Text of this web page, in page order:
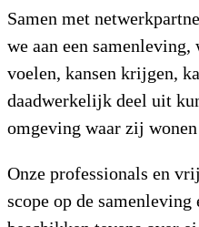
Samen met
we aan een
voelen, kansen krijgen,
daadwerkelijk deel uit
omgeving waar zij
Onze professionals en
scope op de samenleving